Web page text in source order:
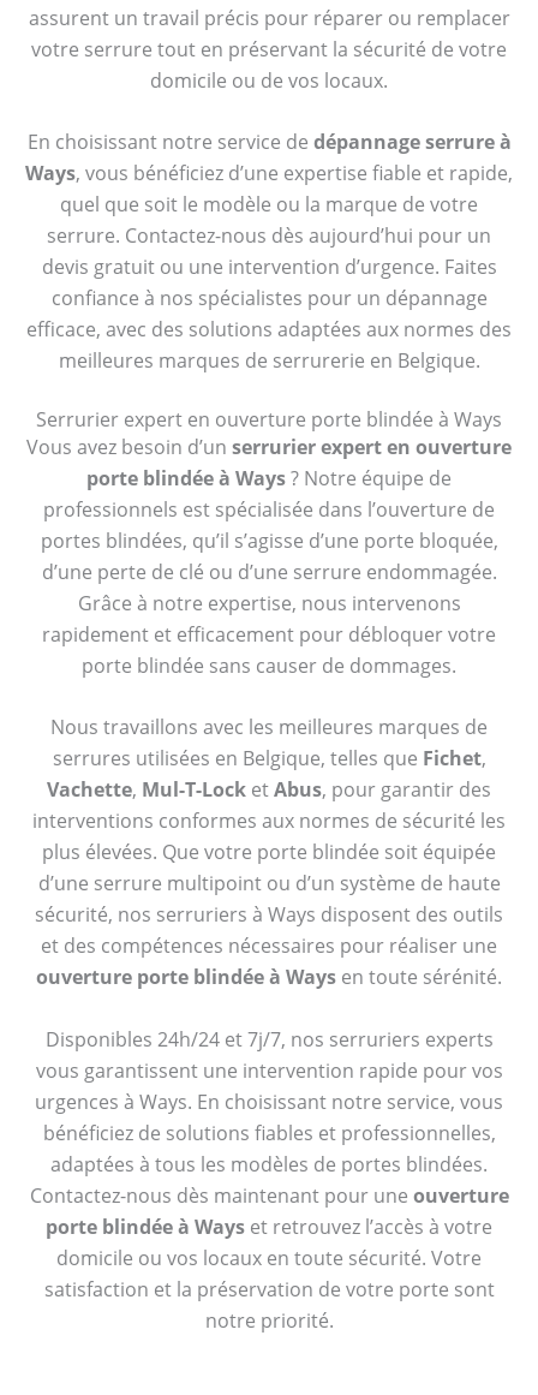
assurent un travail précis pour réparer ou remplacer
votre serrure tout en préservant la sécurité de votre
domicile ou de vos locaux.
En choisissant notre service de dépannage serrure à
Ways, vous bénéficiez d’une expertise fiable et rapide,
quel que soit le modèle ou la marque de votre
serrure. Contactez-nous dès aujourd’hui pour un
devis gratuit ou une intervention d’urgence. Faites
confiance à nos spécialistes pour un dépannage
efficace, avec des solutions adaptées aux normes des
meilleures marques de serrurerie en Belgique.
Serrurier expert en ouverture porte blindée à Ways
Vous avez besoin d’un serrurier expert en ouverture
porte blindée à Ways? Notre équipe de
professionnels est spécialisée dans l’ouverture de
portes blindées, qu’il s’agisse d’une porte bloquée,
d’une perte de clé ou d’une serrure endommagée.
Grâce à notre expertise, nous intervenons
rapidement et efficacement pour débloquer votre
porte blindée sans causer de dommages.
Nous travaillons avec les meilleures marques de
serrures utilisées en Belgique, telles que Fichet,
Vachette, Mul-T-Lock etAbus, pour garantir des
interventions conformes aux normes de sécurité les
plus élevées. Que votre porte blindée soit équipée
d’une serrure multipoint ou d’un système de haute
sécurité, nos serruriers à Ways disposent des outils
et des compétences nécessaires pour réaliser une
ouverture porte blindée à Ways en toute sérénité.
Disponibles 24h/24 et 7j/7, nos serruriers experts
vous garantissent une intervention rapide pour vos
urgences à Ways. En choisissant notre service, vous
bénéficiez de solutions fiables et professionnelles,
adaptées à tous les modèles de portes blindées.
Contactez-nous dès maintenant pour une ouverture
porte blindée à Ways et retrouvez l’accès à votre
domicile ou vos locaux en toute sécurité. Votre
satisfaction et la préservation de votre porte sont
notre priorité.